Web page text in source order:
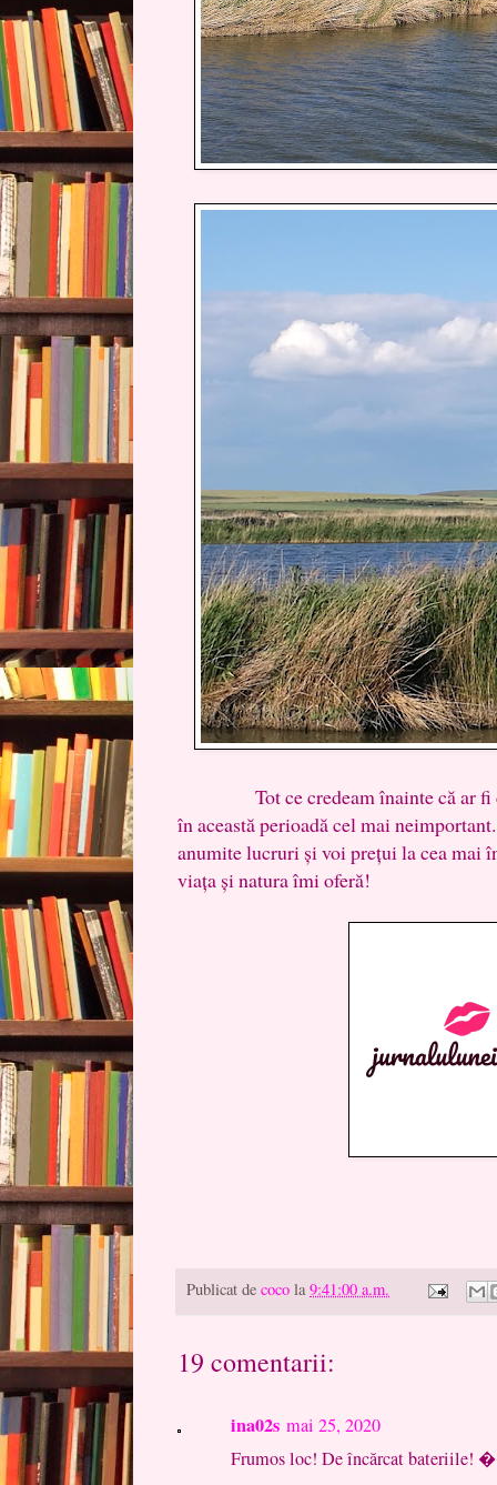
Tot ce credeam înainte că ar fi
în această perioadă cel mai
anumite lucruri și voi prețui la cea mai
viața și natura îmi oferă!
Publicat de coco la9:41:00 a.m.
19 comentarii:
ina02s mai 25, 2020
Frumos loc! De încărcat bateriile!